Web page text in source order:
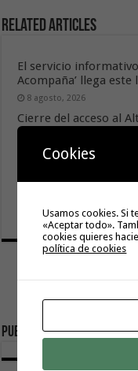
Related Articles
El servicio
Acompaña’ llega
8 agosto, 2026
Cierre del acceso al
miércoles 12 de
8 agosto, 2026
8 agosto, 2026
Publicidad
Cookies
Usamos cookies. Si
«Aceptar todo».
cookies quieres
política de cookies